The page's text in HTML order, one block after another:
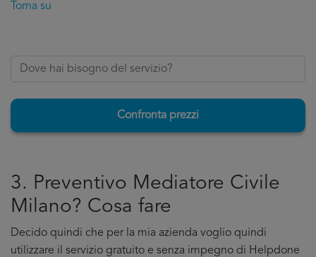
Torna su
Confronta prezzi
3. Preventivo Mediatore Civile
Milano? Cosa fare
Decido quindi che per la mia azienda voglio quindi
utilizzare il servizio gratuito e senza impegno di Helpdone